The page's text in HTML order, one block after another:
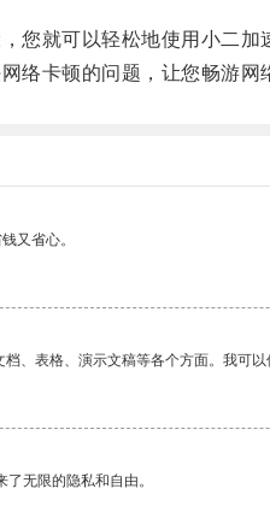
就可以轻松地使用小二加
卡顿的问题，让您畅游网
又省心。
、表格、演示文稿等各个方面。我可
无限的隐私和自由。